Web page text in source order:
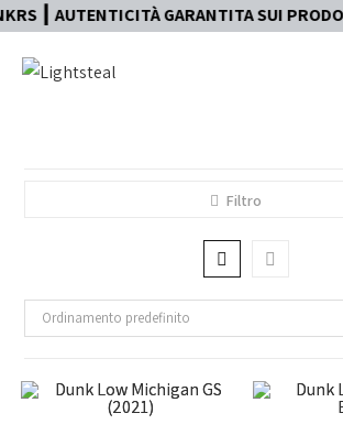
AUTENTICITÀ GARANTITA SUI
Filtro
Ordinamento predefinito